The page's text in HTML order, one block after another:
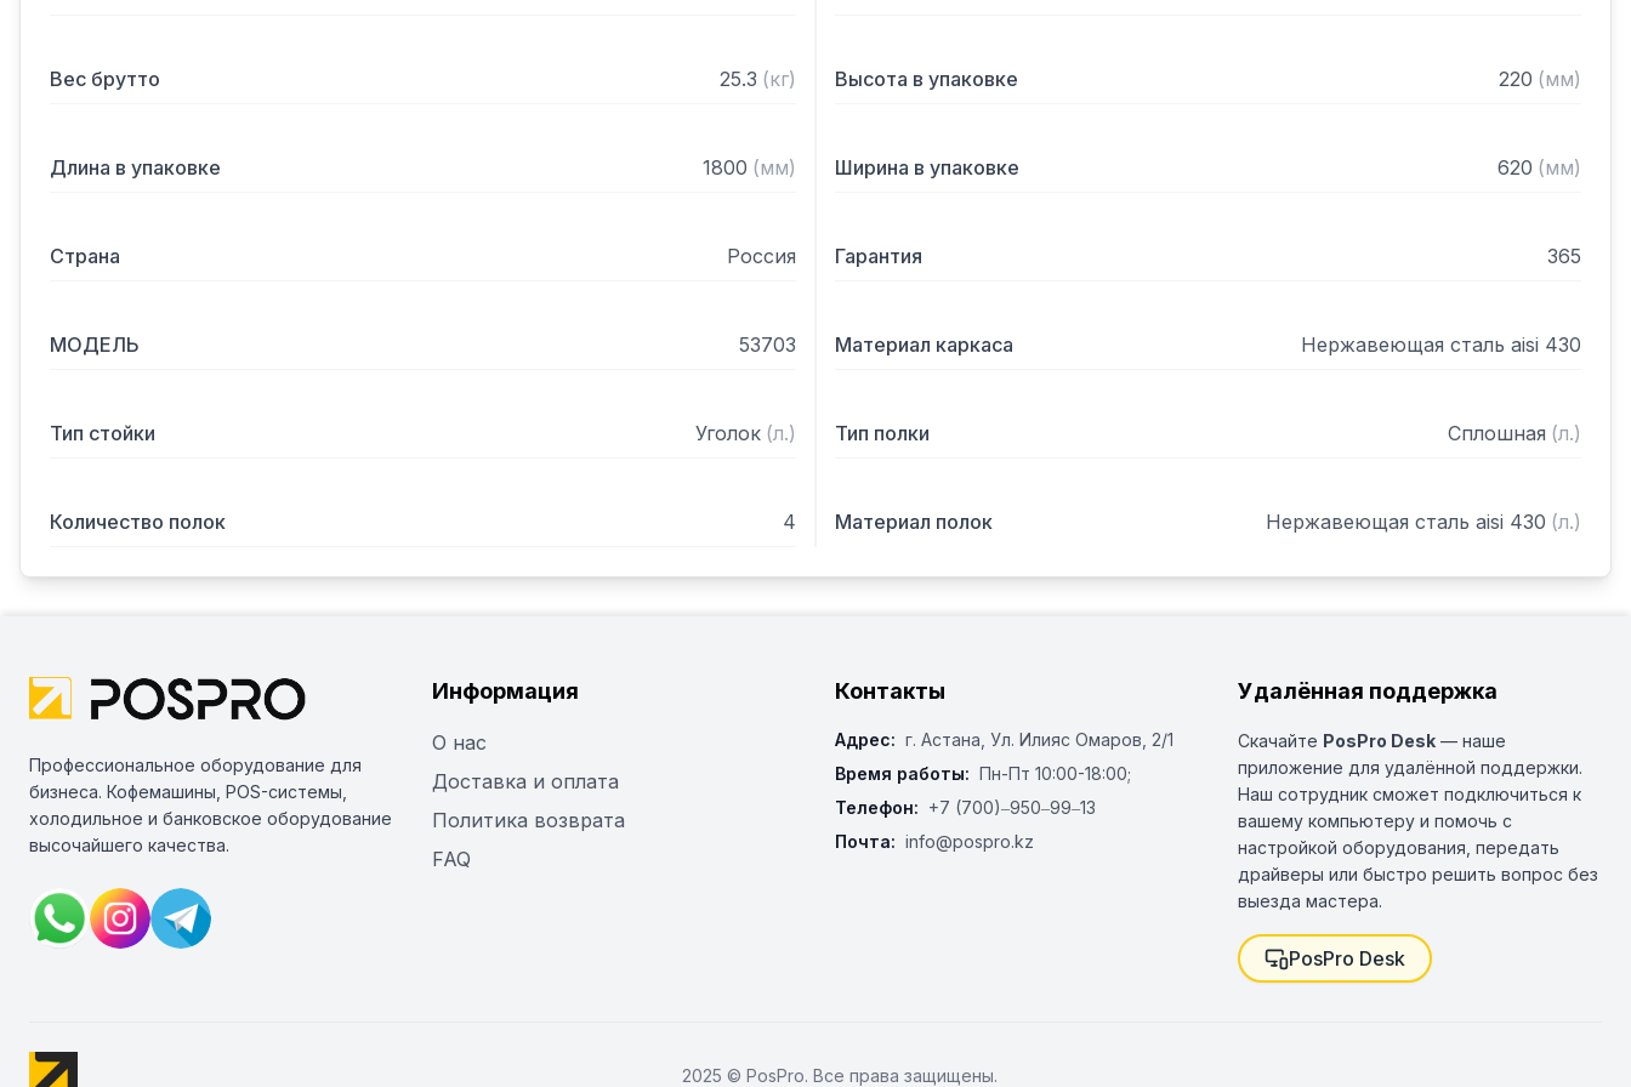
Вес брутто 25.3 (кг) Высота в упаковке 220 (мм)
Длина в упаковке 1800 (мм) Ширина в упаковке 620 (мм)
Страна Россия Гарантия 365
МОДЕЛЬ 53703 Материал каркаса Нержавеющая сталь aisi 430
Тип стойки Уголок (л.) Тип полки Сплошная (л.)
Количество полок 4 Материал полок Нержавеющая сталь aisi 430 (л.)
Профессиональное оборудование для
бизнеса. Кофемашины, POS-системы,
холодильное и банковское оборудование
высочайшего качества.
Информация
О нас
Доставка и оплата
Политика возврата
FAQ
Контакты
Адрес: г. Астана, ​Ул. Илияс Омаров, 2/1
Время работы: Пн-Пт 10:00-18:00;
Телефон: +7 (700)‒950‒99‒13
Почта: info@pospro.kz
Удалённая поддержка
Скачайте PosPro Desk — наше
приложение для удалённой поддержки.
Наш сотрудник сможет подключиться к
вашему компьютеру и помочь с
настройкой оборудования, передать
драйверы или быстро решить вопрос без
выезда мастера.
PosPro Desk
2025 © PosPro. Все права защищены.